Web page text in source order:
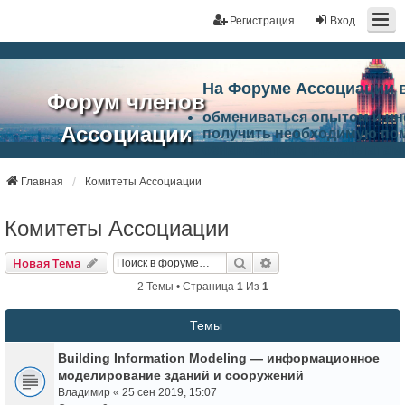
Вход
Регистрация
Форум членов
Ассоциации
портал"
На Форуме Ассоциации
обмениваться опытом и
получить необходимую
работа Форума
Ассоциации.
Главная Комитеты Ассоциации
Комитеты Ассоциации
Новая Тема Поиск
2 Темы • Страница 1 Из 1
Темы
Building Information Modeling — информационное
моделирование зданий и сооружений
Владимир « 25 сен 2019, 15:07